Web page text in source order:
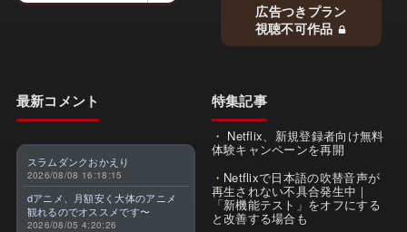
広告つきプラン
視聴不可作品
最新コメント
スラムダンクおかえり
2026/08/08 16:18:15
dアニメ、月額安く大体のアニメ
観れるのでオススメです〜
2026/08/05 4:20:26
特集記事
Netflix、新規登録者向け無料
体験キャンペーンを再開
Netflixで日本語の吹替音声が
再生されない不具合発生中｜
「新機能テスト」をオフにする
と改善する場合も